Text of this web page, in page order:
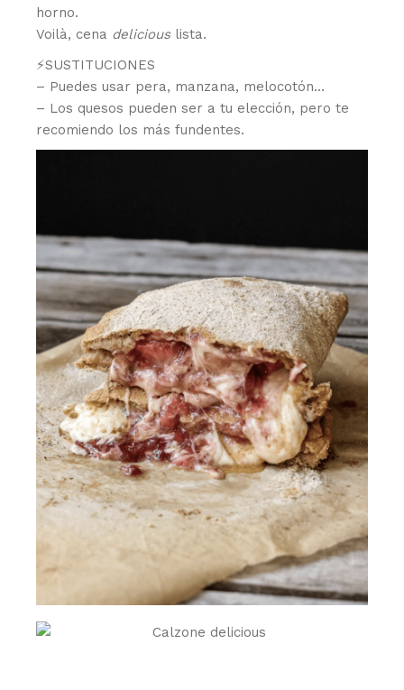
horno.
Voilà, cena deliciouslista.
⚡️SUSTITUCIONES
– Puedes usar pera, manzana, melocotón…
– Los quesos pueden ser a tu elección, pero te
recomiendo los más fundentes.